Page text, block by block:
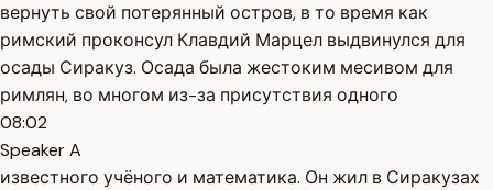
вернуть свой потерянный остров, в то время как
римский проконсул Клавдий Марцел выдвинулся для
осады Сиракуз. Осада была жестоким месивом для
римлян, во многом из-за присутствия одного
08:02
Speaker A
известного учёного и математика. Он жил в Сиракузах